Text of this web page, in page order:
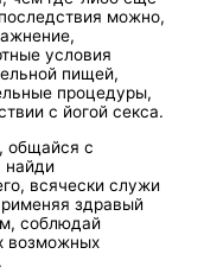
можно,
условия
пищей,
процедуры,
с йогой секса.
общайся с
найди
всячески служи
здравый
соблюдай
возможных